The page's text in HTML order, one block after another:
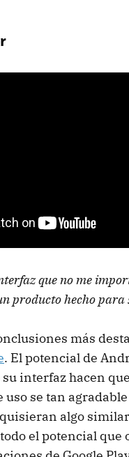
que no me
producto hecho para
más
. El potencial de
interfaz hacen
se tan
algo
el potencial que